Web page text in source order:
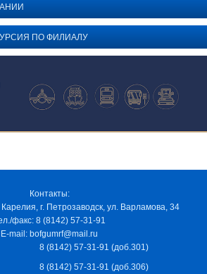
ПО ФИЛИАЛУ
Контакты:
г. Петрозаводск, ул. Варламова, 34
факс: 8 (8142) 57-31-91
E-mail: bofgumrf@mail.ru
8 (8142) 57-31-91 (доб.301)
8 (8142) 57-31-91 (доб.306)